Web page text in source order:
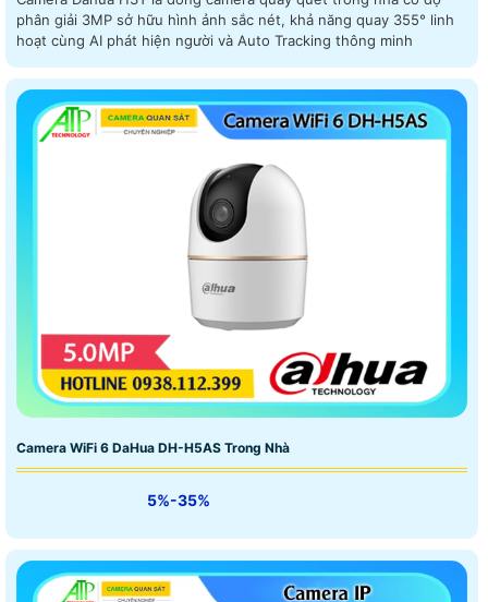
phân giải 3MP sở hữu hình ảnh sắc nét, khả năng quay 355° linh
hoạt cùng AI phát hiện người và Auto Tracking thông minh
Camera WiFi 6 DaHua DH-H5AS Trong Nhà
5%-35%